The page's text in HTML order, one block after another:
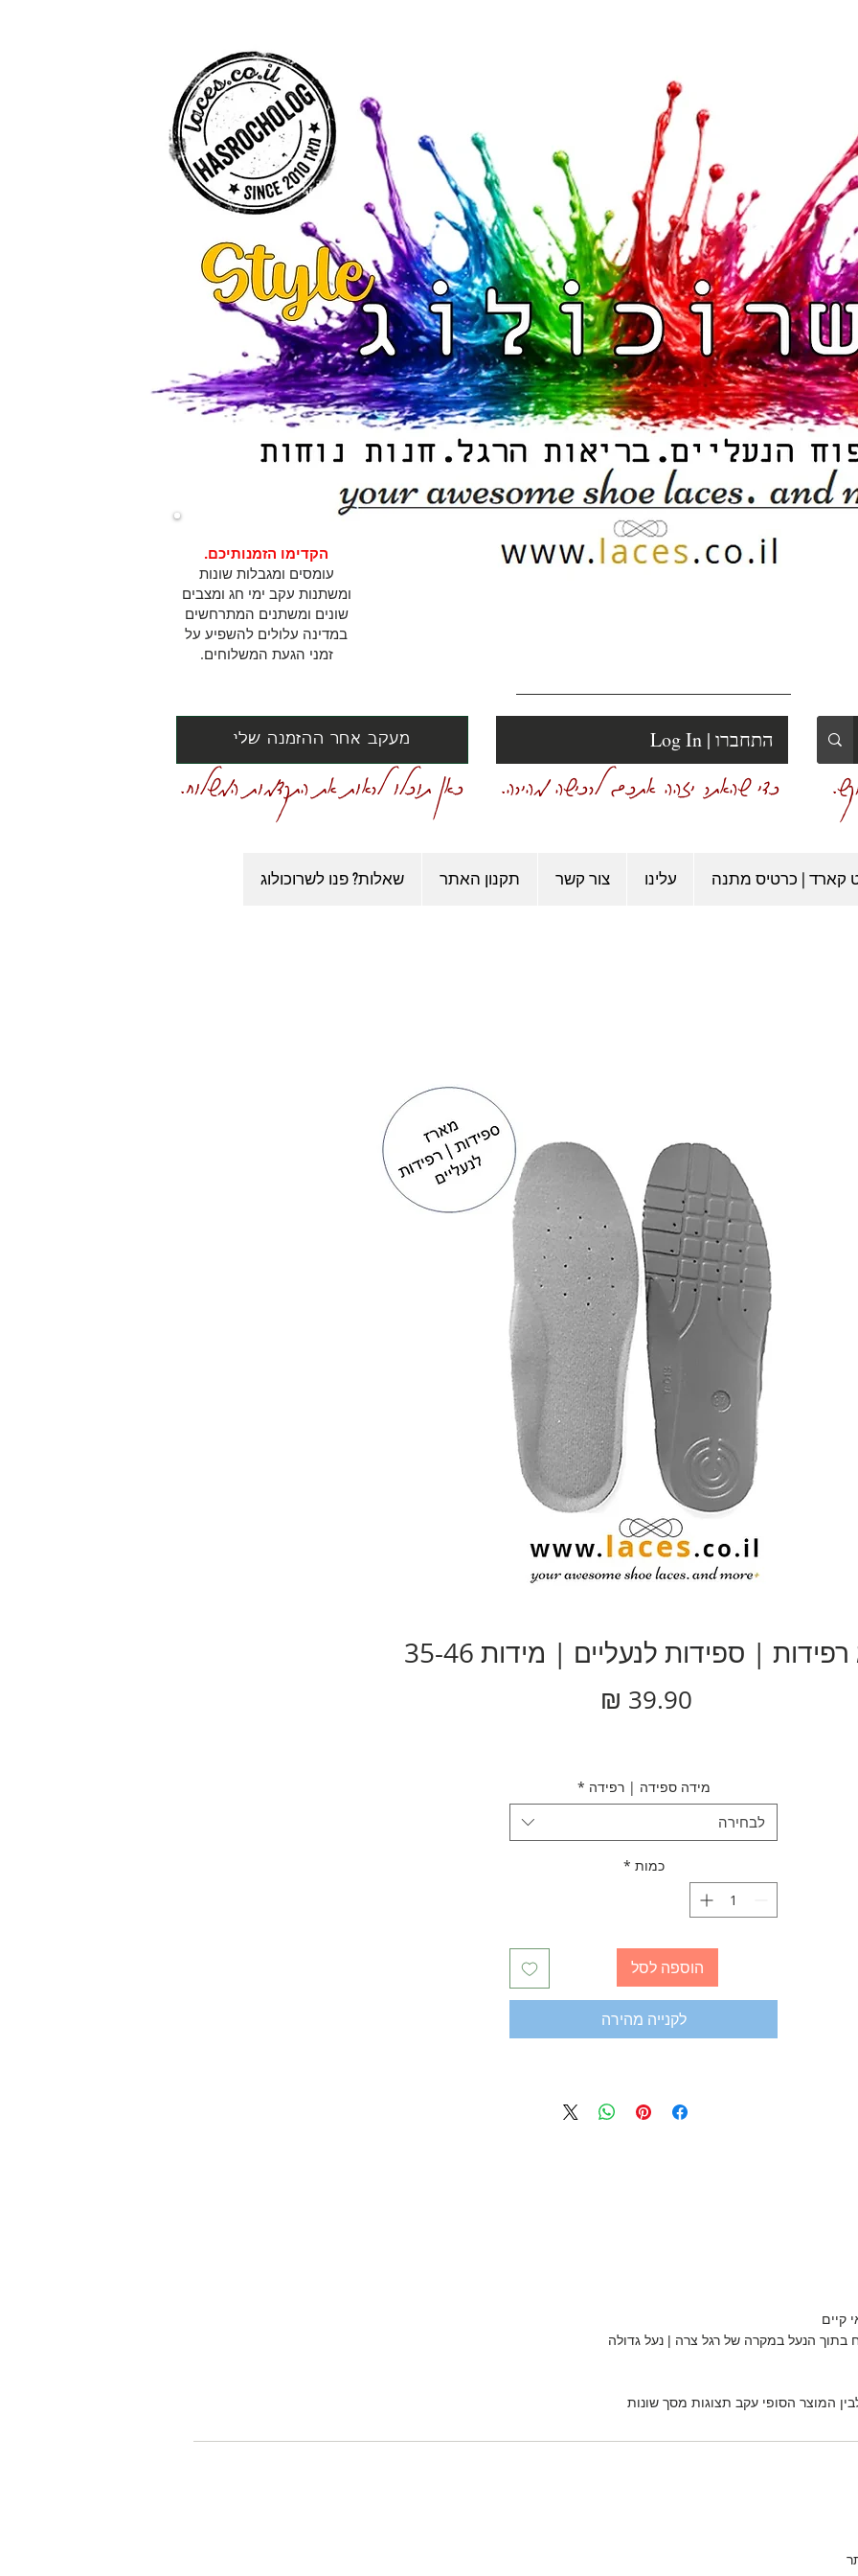
הקדימו הזמנותיכם.
עומסים ומגבלות שונות
ומשתנות עקב ימי חג ומצבים
שונים ומשתנים המתרחשים
במדינה עלולים להשפיע על
זמני הגעת המשלוחים.
מעקב אחר ההזמנה שלי
כאן תוכלו לראות את התקדמות המשלוח.
Log In | התחברו
כדי שהאתר יזהה אתכם לרכישה מהירה.
שאלות? פנו לשרוכולוג תקנון האתר צור קשר עלינו קארד | כרטיס מתנה
רפידות | ספידות לנעליים | מידות 35-46
מידה ספידה | רפידה *
לבחירה
כמות *
הוספה לסל
לקנייה מהירה
קיים
בתוך הנעל במקרה של רגל צרה | נעל גדולה
המוצר הסופי עקב תצוגות מסך שונות